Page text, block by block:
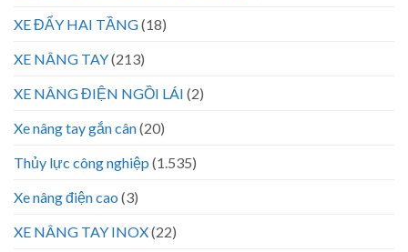
XE ĐẨY HAI TẦNG(18)
XE NÂNG TAY(213)
XE NÂNG ĐIỆN NGỒI LÁI (2)
Xe nâng tay gắn cân(20)
Thủy lực công nghiệp (1.535)
Xe nâng điện cao (3)
XE NÂNG TAY INOX(22)